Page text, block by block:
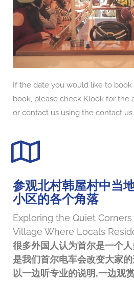
If the date you would like to book
book, please check Klook for the
or contact us using the contact us
参观北村韩屋村中当
小区的各个角落
Exploring the Quiet
Village Where Locals
很多外国人认为首尔是一个
是我们首尔电车会改变大家
以一边听专业的说明,一边观